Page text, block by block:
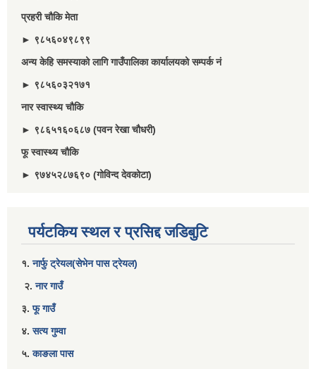
प्रहरी चौकि मेता
► ९८५६०४९८९९
अन्य केहि समस्याको लागि गाउँपालिका कार्यालयको सम्पर्क नं
► ९८५६०३२१७१
नार स्वास्थ्य चौकि
► ९८६५१६०६८७ (पवन रेखा चौधरी)
फू स्वास्थ्य चौकि
► ९७४५२८७६९० (गोविन्द देवकोटा)
पर्यटकिय स्थल र प्रसिद्द जडिबुटि
१.नार्फु ट्रेयल(सेभेन पास ट्रेयल)
२.नार गाउँ
३.फू गाउँ
४.सत्य गुम्वा
५.काङला पास